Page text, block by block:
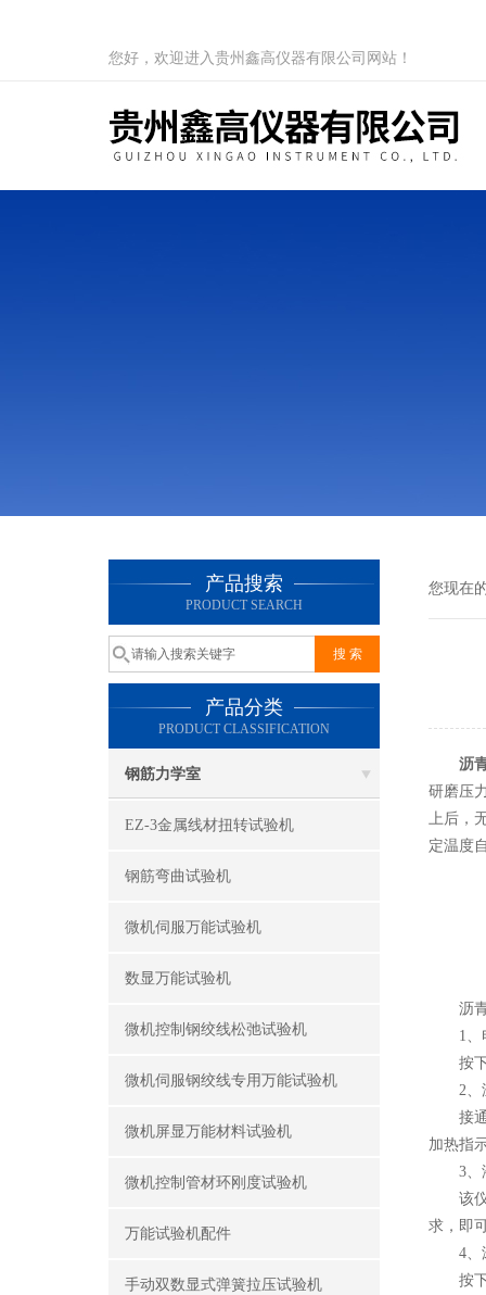
您好，欢迎进入贵州鑫高仪器有限公司网站！
产品搜索
PRODUCT SEARCH
产品分类
PRODUCT CLASSIFICATION
钢筋力学室
EZ-3金属线材扭转试验机
钢筋弯曲试验机
微机伺服万能试验机
数显万能试验机
微机控制钢绞线松弛试验机
微机伺服钢绞线专用万能试验机
微机屏显万能材料试验机
微机控制管材环刚度试验机
万能试验机配件
手动双数显式弹簧拉压试验机
您现在
沥
研磨压
上后，
定温度
沥青
1、
按下
2、
接通
加热指
3、
该仪
求，即
4、
按下“